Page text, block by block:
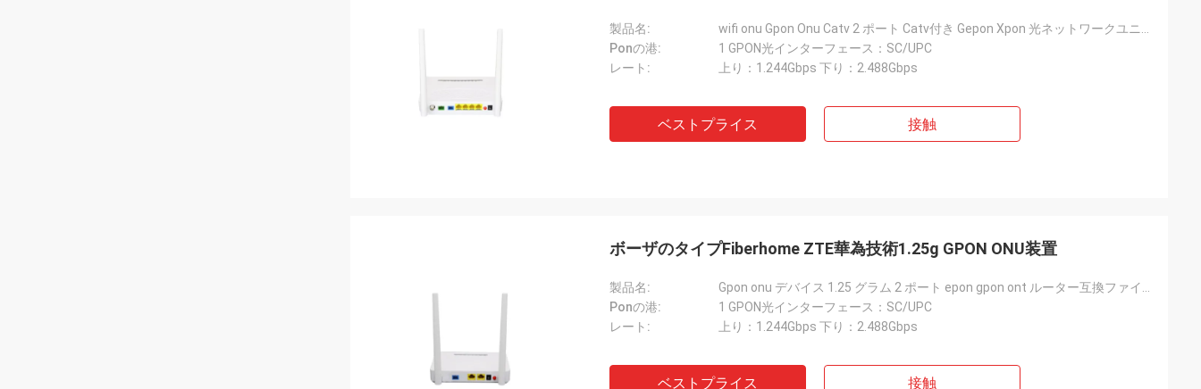
製品名:
Ponの港:
1 GPON光インターフェース：SC/UPC
レート:
上り：1.244Gbps 下り：2.488Gbps
ベストプライス 接触
ボーザのタイプFiberhome ZTE華為技術1.25g GPON ONU装置
製品名:
Ponの港:
1 GPON光インターフェース：SC/UPC
レート:
上り：1.244Gbps 下り：2.488Gbps
ベストプライス 接触